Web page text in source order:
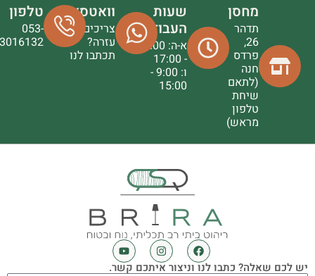
מחסן
תדהר
26,
פרדס
חנה
(לתאם
שיחת
טלפון
מראש)
שעות
העבודה
א-ה: 9:00
- 17:00
ו: 9:00 -
15:00
וואטסאפ
צריכים
עזרה?
תכתבו לנו
טלפון
053-
3016132
יש לכם שאלה? כתבו לנו וניצור איתכם קשר.